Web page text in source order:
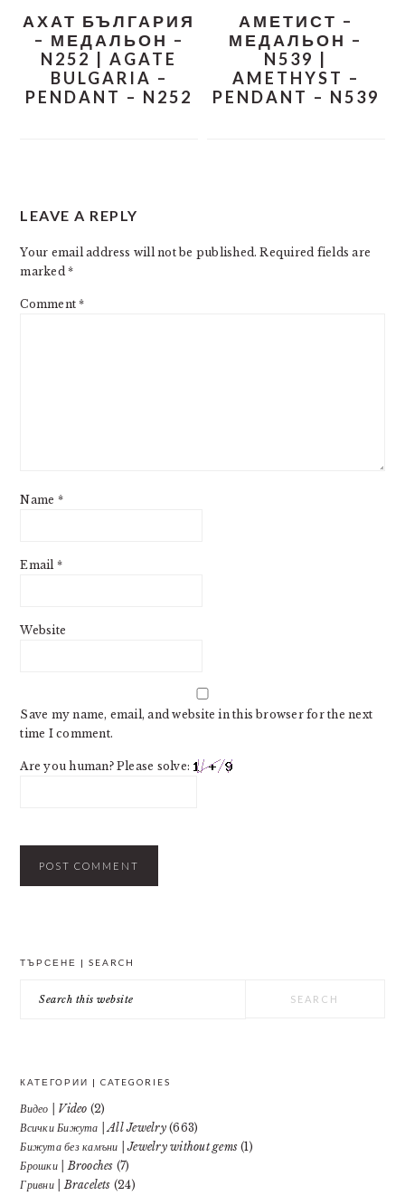
АХАТ БЪЛГАРИЯ
– МЕДАЛЬОН –
N252 | AGATE
BULGARIA –
PENDANT – N252
АМЕТИСТ –
МЕДАЛЬОН –
N539 |
AMETHYST –
PENDANT – N539
INTERACTIONS
LEAVE A REPLY
Your email address will not be published. Required fields are
marked*
Comment*
Name *
Email *
Website
Save my name, email, and website in this browser for the next
time I comment.
Are you human? Please solve:
ТЪРСЕНЕ | SEARCH
this
КАТЕГОРИИ | CATEGORIES
Видео | Video (2)
Всички Бижута | All Jewelry(663)
Бижута без камъни | Jewelry without gems (1)
Брошки | Brooches (7)
Гривни | Bracelets (24)